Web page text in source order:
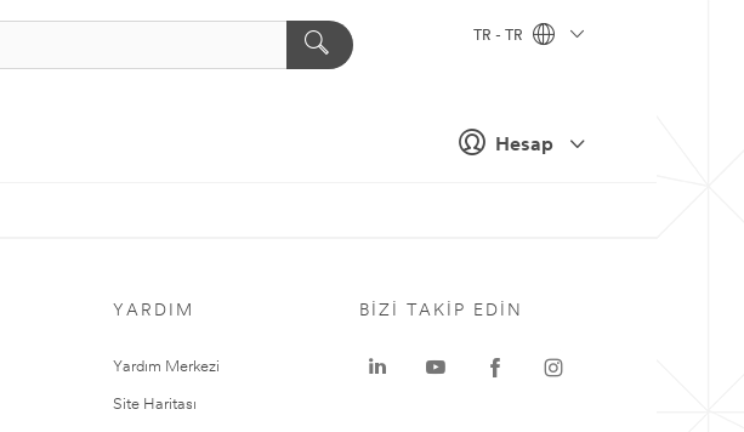
Hesap
TR - TR
YARDIM
Yardım Merkezi
Site Haritası
BIZI TAKIP EDIN